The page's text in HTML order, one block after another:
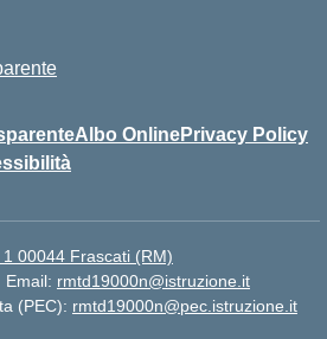
Albo OnlinePrivacy Policy
00044 Frascati (RM)
Email: rmtd19000n@istruzione.it
(PEC): rmtd19000n@pec.istruzione.it